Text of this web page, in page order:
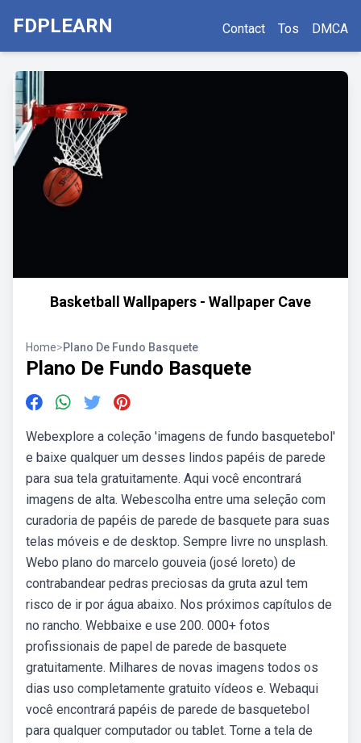
FDPLEARN Contact Tos DMCA
Basketball Wallpapers - Wallpaper Cave
Home>Plano De Fundo Basquete
Plano De Fundo Basquete
Webexplore a coleção 'imagens de fundo basquetebol'
e baixe qualquer um desses lindos papéis de parede
para sua tela gratuitamente. Aqui você encontrará
imagens de alta. Webescolha entre uma seleção com
curadoria de papéis de parede de basquete para suas
telas móveis e de desktop. Sempre livre no unsplash.
Webo plano do marcelo gouveia (josé loreto) de
contrabandear pedras preciosas da gruta azul tem
risco de ir por água abaixo. Nos próximos capítulos de
no rancho. Webbaixe e use 200. 000+ fotos
profissionais de papel de parede de basquete
gratuitamente. Milhares de novas imagens todos os
dias uso completamente gratuito vídeos e. Webaqui
você encontrará papéis de parede de basquetebol
para qualquer computador ou tablet. Torne a tela de